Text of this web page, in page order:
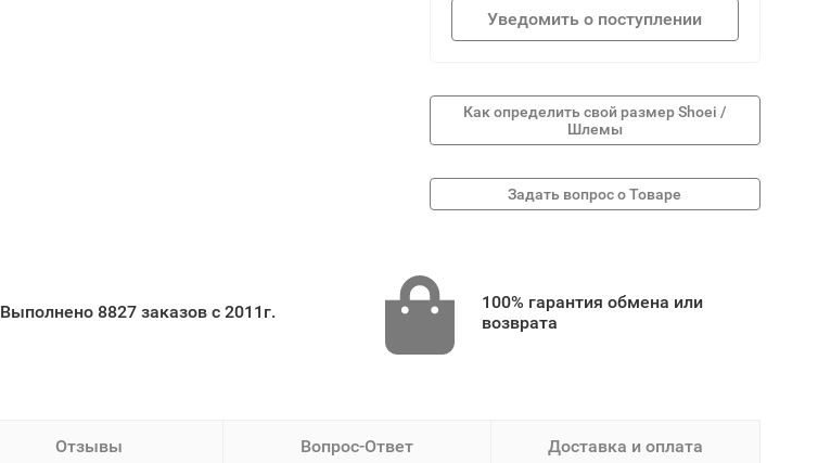
Уведомить о поступлении
Как определить свой размер Shoei /
Шлемы
Выполнено 8827 заказов с 2011г.
100% гарантия обмена или
возврата
Отзывы Вопрос-Ответ Доставка и оплата